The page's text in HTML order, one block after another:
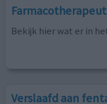
Bekijk hier wat er in
Verslaafd aan